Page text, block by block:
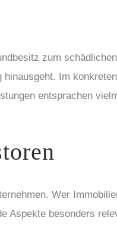
zum
Im
entsprachen
Wer
Aspekte besonders